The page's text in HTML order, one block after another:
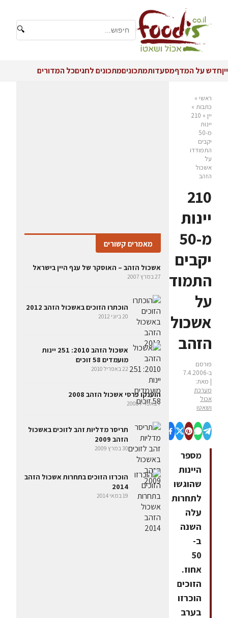
🔍
ייןחדש על המדףמסעדותמתכוניםמתכונים לחגיםכל המדורים
ראשי »
כתבות »
יין »
210
יינות
מ-50
יקבים
התמודדו
על
אשכול
הזהב
210
יינות
מ-50
יקבים
התמודדו
על
אשכול
הזהב
פורסם
ב-7.4.2006
| מאת:
מערכת
אכול
ושאטו
מספר
היינות
שהוגשו
לתחרות
עלה
השנה
ב-
50
אחוז.
הזוכים
הוכרזו
בערב
מאמרים קשורים
אשכול הזהב – האוסקר של ענף היין בישראל
27 במרץ 2007
הוכתרו הזוכים באשכול הזהב 2012
20 ביוני 2012
אשכול הזהב 2010: 251 יינות
מועמדים 58 זוכים
22 באפריל 2010
הוענקו פרסי אשכול הזהב 2008
7 באפריל 2008
תריסר מדליות זהב לזוכים באשכול
הזהב 2009
30 במרץ 2009
הוכרזו הזוכים בתחרות אשכול הזהב
2014
19 במאי 2014